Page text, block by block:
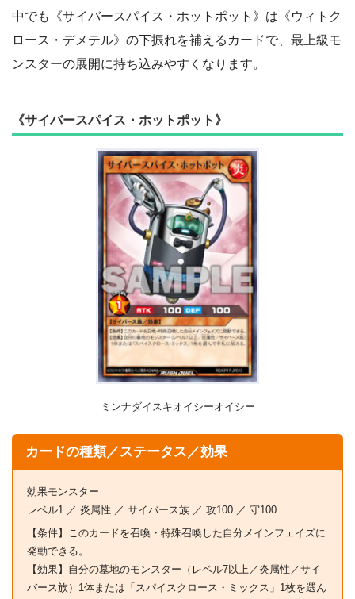
中でも《サイバースパイス・ホットポット》は《ウィトク
ロース・デメテル》の下振れを補えるカードで、最上級モ
ンスターの展開に持ち込みやすくなります。
《サイバースパイス・ホットポット》
ミンナダイスキオイシーオイシー
カードの種類／ステータス／効果
効果モンスター
レベル1 ／ 炎属性 ／ サイバース族 ／ 攻100 ／ 守100
【条件】このカードを召喚・特殊召喚した自分メインフェイズに
発動できる。
【効果】自分の墓地のモンスター（レベル7以上／炎属性／サイ
バース族）1体または「スパイスクロース・ミックス」1枚を選ん